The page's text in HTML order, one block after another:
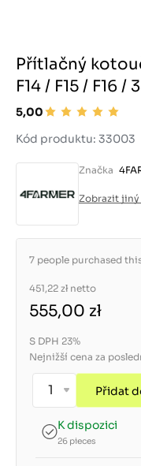
Přítlačný
F14 / F15 / F16 /
5,00
Kód produktu: 33003
Značka
Zobrazit jiný
7 people purchased
451,22 zł netto
555,00 zł
S DPH 23%
Nejnižší cena za
Přidat
K dispozici
26 pieces